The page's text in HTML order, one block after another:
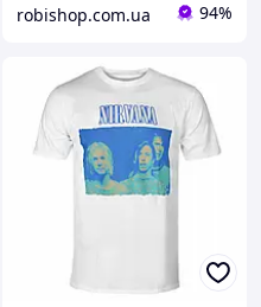
robishop.com.ua 94%